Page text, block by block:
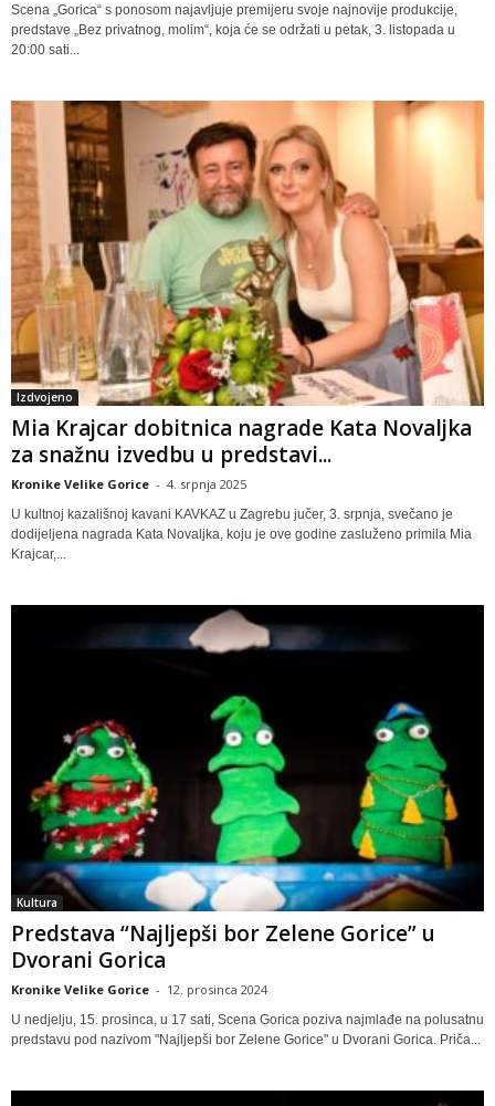
Scena „Gorica“ s ponosom najavljuje premijeru svoje najnovije produkcije,
predstave „Bez privatnog, molim“, koja će se održati u petak, 3. listopada u
20:00 sati...
Izdvojeno
Mia Krajcar dobitnica nagrade Kata Novaljka
za snažnu izvedbu u predstavi...
Kronike Velike Gorice - 4. srpnja 2025
U kultnoj kazališnoj kavani KAVKAZ u Zagrebu jučer, 3. srpnja, svečano je
dodijeljena nagrada Kata Novaljka, koju je ove godine zasluženo primila Mia
Krajcar,...
Kultura
Predstava “Najljepši bor Zelene Gorice” u
Dvorani Gorica
Kronike Velike Gorice - 12. prosinca 2024
U nedjelju, 15. prosinca, u 17 sati, Scena Gorica poziva najmlađe na polusatnu
predstavu pod nazivom "Najljepši bor Zelene Gorice" u Dvorani Gorica. Priča...